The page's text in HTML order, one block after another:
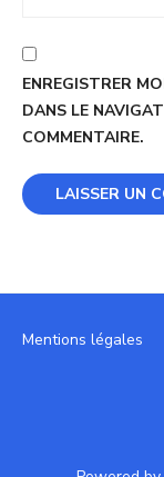
ENREGISTRER
DANS LE
COMMENTAIRE.
Mentions légales